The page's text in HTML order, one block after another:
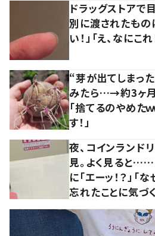
ドラッグストア
別に渡されたも
い！」「え、なにこれ
“芽が出てしまっ
みたら…→約3ヶ
「捨てるのやめた
す！」
夜、コインランド
見。よく見ると……
に「エーッ！？」「
忘れたことに気づく